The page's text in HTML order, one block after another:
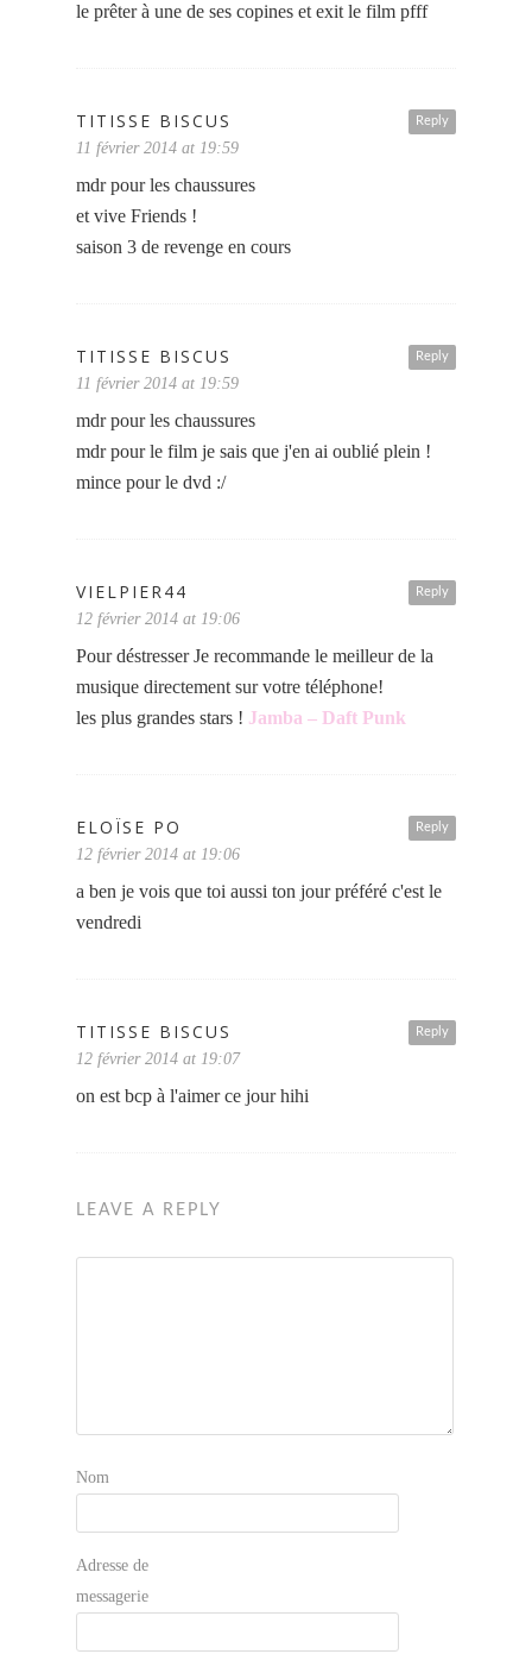
le prêter à une de ses copines et exit le film pfff
Reply
TITISSE BISCUS
11 février 2014 at 19:59
mdr pour les chaussures
et vive Friends !
saison 3 de revenge en cours
Reply
TITISSE BISCUS
11 février 2014 at 19:59
mdr pour les chaussures
mdr pour le film je sais que j'en ai oublié plein !
mince pour le dvd :/
Reply
VIELPIER44
12 février 2014 at 19:06
Pour déstresser Je recommande le meilleur de la
musique directement sur votre téléphone!
les plus grandes stars ! Jamba – Daft Punk
Reply
ELOÏSE PO
12 février 2014 at 19:06
a ben je vois que toi aussi ton jour préféré c'est le
vendredi
Reply
TITISSE BISCUS
12 février 2014 at 19:07
on est bcp à l'aimer ce jour hihi
LEAVE A REPLY
Nom
Adresse de
messagerie